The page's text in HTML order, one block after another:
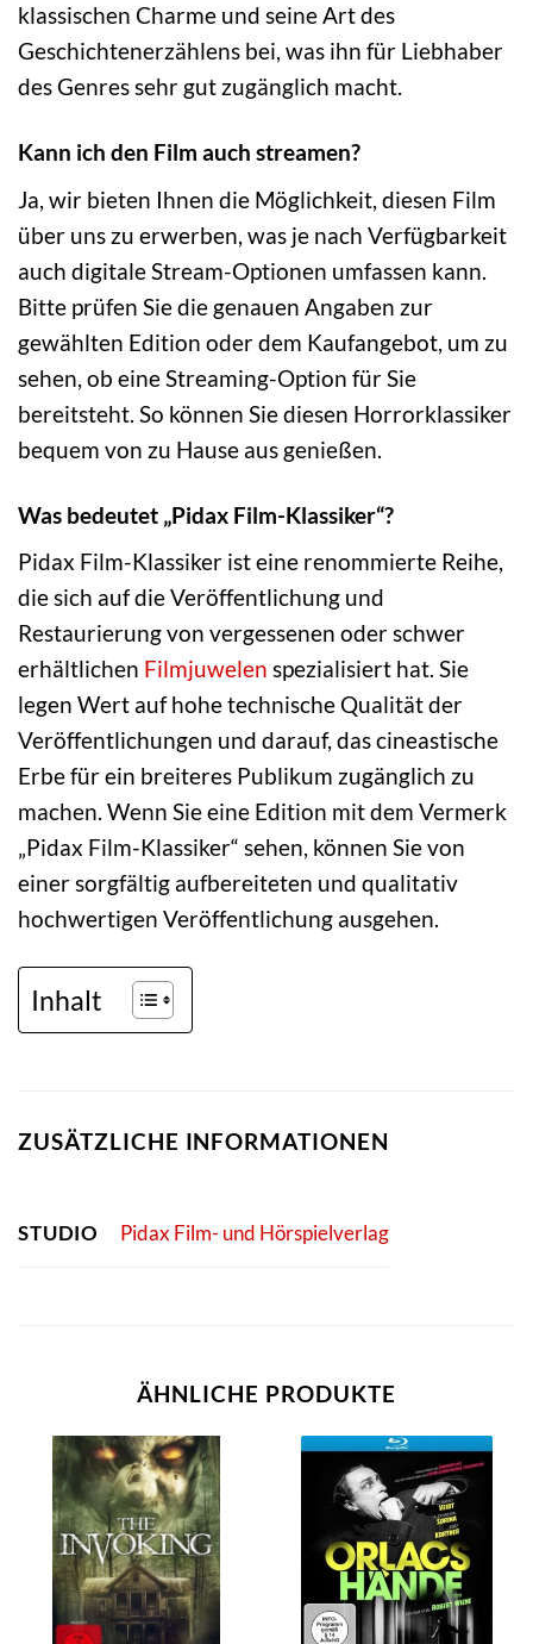
klassischen Charme und seine Art des
Geschichtenerzählens bei, was ihn für Liebhaber
des Genres sehr gut zugänglich macht.
Kann ich den Film auch streamen?
Ja, wir bieten Ihnen die Möglichkeit, diesen Film
über uns zu erwerben, was je nach Verfügbarkeit
auch digitale Stream-Optionen umfassen kann.
Bitte prüfen Sie die genauen Angaben zur
gewählten Edition oder dem Kaufangebot, um zu
sehen, ob eine Streaming-Option für Sie
bereitsteht. So können Sie diesen Horrorklassiker
bequem von zu Hause aus genießen.
Was bedeutet „Pidax Film-Klassiker“?
Pidax Film-Klassiker ist eine renommierte Reihe,
die sich auf die Veröffentlichung und
Restaurierung von vergessenen oder schwer
erhältlichen Filmjuwelen spezialisiert hat. Sie
legen Wert auf hohe technische Qualität der
Veröffentlichungen und darauf, das cineastische
Erbe für ein breiteres Publikum zugänglich zu
machen. Wenn Sie eine Edition mit dem Vermerk
„Pidax Film-Klassiker“ sehen, können Sie von
einer sorgfältig aufbereiteten und qualitativ
hochwertigen Veröffentlichung ausgehen.
Inhalt
ZUSÄTZLICHE INFORMATIONEN
STUDIO Pidax Film- und Hörspielverlag
ÄHNLICHE PRODUKTE